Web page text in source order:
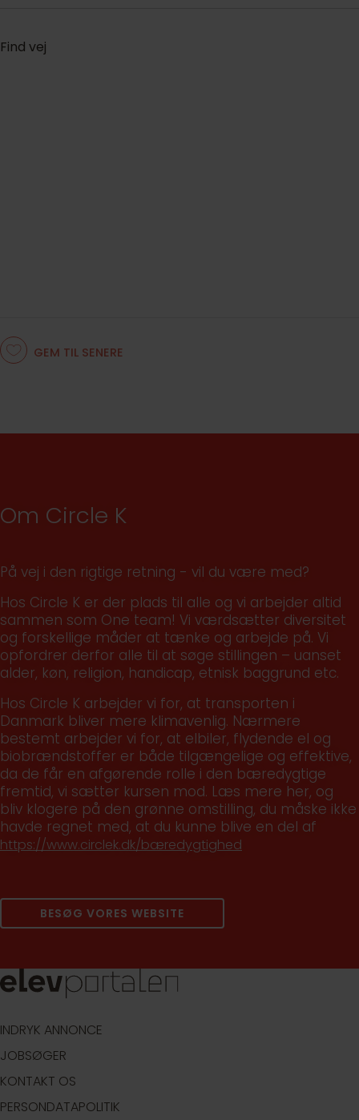
Find vej
GEM TIL SENERE
Om Circle K
På vej i den rigtige retning - vil du være med?
Hos Circle K er der plads til alle og vi arbejder altid
sammen som One team! Vi værdsætter diversitet
og forskellige måder at tænke og arbejde på. Vi
opfordrer derfor alle til at søge stillingen – uanset
alder, køn, religion, handicap, etnisk baggrund etc.
Hos Circle K arbejder vi for, at transporten i
Danmark bliver mere klimavenlig. Nærmere
bestemt arbejder vi for, at elbiler, flydende el og
biobrændstoffer er både tilgængelige og effektive,
da de får en afgørende rolle i den bæredygtige
fremtid, vi sætter kursen mod. Læs mere her, og
bliv klogere på den grønne omstilling, du måske ikke
havde regnet med, at du kunne blive en del af
https://www.circlek.dk/bæredygtighed
BESØG VORES WEBSITE
INDRYK ANNONCE
JOBSØGER
KONTAKT OS
PERSONDATAPOLITIK